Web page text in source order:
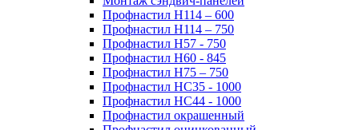
Профнастил Н114 – 600
Профнастил Н114 – 750
Профнастил Н57 - 750
Профнастил Н60 - 845
Профнастил Н75 – 750
Профнастил НС35 - 1000
Профнастил НС44 - 1000
Профнастил окрашенный